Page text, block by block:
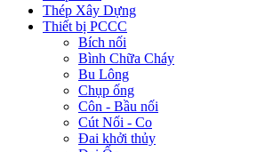
Thép Xây Dựng
Thiết bị PCCC
Bích nối
Bình Chữa Cháy
Bu Lông
Chụp ống
Côn - Bầu nối
Cút Nối - Co
Đai khởi thủy